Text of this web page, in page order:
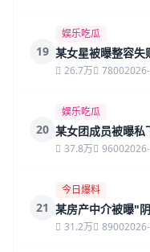
19
娱乐吃瓜
某女星被曝整容失
26.7万 7800
20
娱乐吃瓜
某女团成员被曝私
37.8万 9600
21
今日爆料
某房产中介被曝"
31.2万 8900